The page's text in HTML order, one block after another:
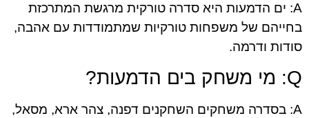
A: ים הדמעות היא סדרה טורקית מרגשת המתרכזת
בחייהם של משפחות טורקיות שמתמודדות עם אהבה,
סודות ודרמה.
Q: מי משחק בים הדמעות?
A: בסדרה משחקים השחקנים דפנה, צהר ארא, מסאל,